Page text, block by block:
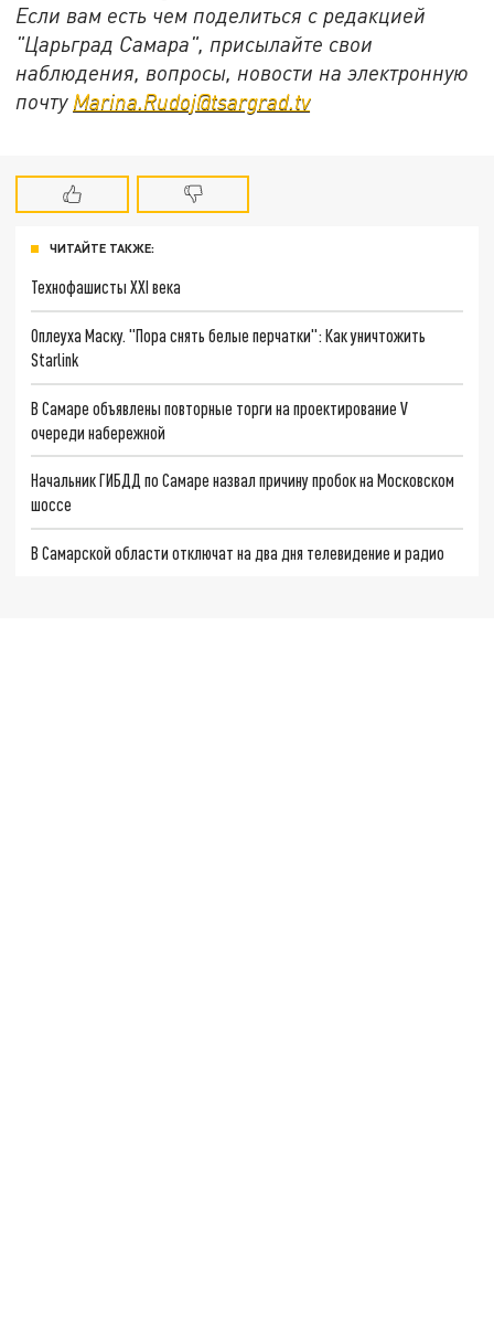
Если вам есть чем поделиться с редакцией
"Царьград Самара", присылайте свои
наблюдения, вопросы, новости на электронную
почту Marina.Rudoj@tsargrad.tv
ЧИТАЙТЕ ТАКЖЕ:
Технофашисты XXI века
Оплеуха Маску. "Пора снять белые перчатки": Как уничтожить
Starlink
В Самаре объявлены повторные торги на проектирование V
очереди набережной
Начальник ГИБДД по Самаре назвал причину пробок на Московском
шоссе
В Самарской области отключат на два дня телевидение и радио